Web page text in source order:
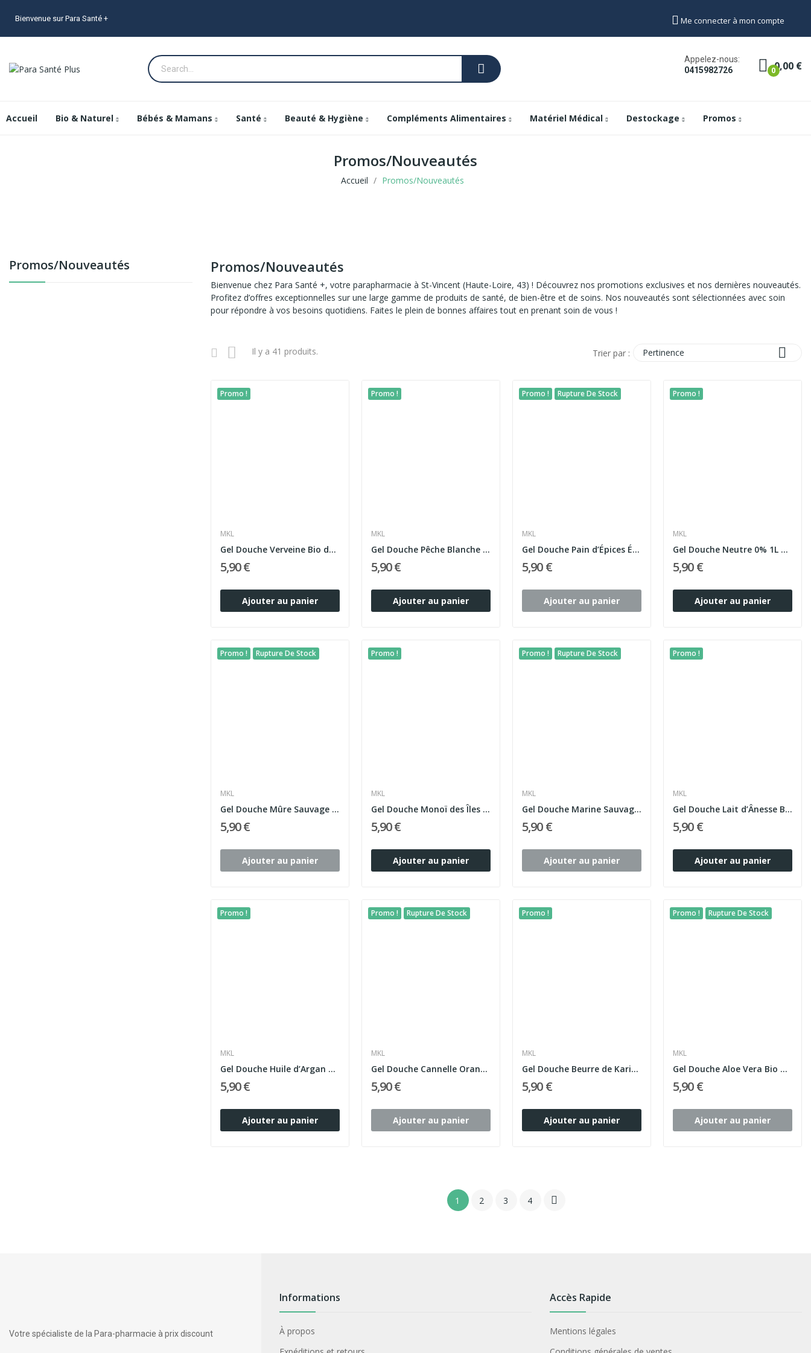
Bienvenue sur Para Santé + Me connecter à mon compte
Appelez-nous:
0415982726
0,00 €
0
Accueil Bio & Naturel Bébés & Mamans Santé Beauté & Hygiène Compléments Alimentaires Matériel Médical Destockage Promos
Promos/Nouveautés
Accueil Promos/Nouveautés
Promos/Nouveautés Promos/Nouveautés
Bienvenue chez Para Santé +, votre parapharmacie à St-Vincent (Haute-Loire, 43) ! Découvrez nos promotions exclusives et nos dernières nouveautés.
Profitez d’offres exceptionnelles sur une large gamme de produits de santé, de bien-être et de soins. Nos nouveautés sont sélectionnées avec soin
pour répondre à vos besoins quotidiens. Faites le plein de bonnes affaires tout en prenant soin de vous !
Il y a 41 produits. Trier par : Pertinence 
Promo !
MKL
Gel Douche Verveine Bio de Provence 1L – MKL
5,90 €
Ajouter au panier
Promo !
MKL
Gel Douche Pêche Blanche Bio de Provence 1L – MKL
5,90 €
Ajouter au panier
Promo ! Rupture De Stock
MKL
Gel Douche Pain d’Épices Édition Limitée 1L – MKL
5,90 €
Ajouter au panier
Promo !
MKL
Gel Douche Neutre 0% 1L – MKL
5,90 €
Ajouter au panier
Promo ! Rupture De Stock
MKL
Gel Douche Mûre Sauvage Édition Limitée 1L – MKL
5,90 €
Ajouter au panier
Promo !
MKL
Gel Douche Monoï des Îles 1L – MKL
5,90 €
Ajouter au panier
Promo ! Rupture De Stock
MKL
Gel Douche Marine Sauvage 1L – Homme – MKL
5,90 €
Ajouter au panier
Promo !
MKL
Gel Douche Lait d’Ânesse Bio des Pyrénées 1L – MKL
5,90 €
Ajouter au panier
Promo !
MKL
Gel Douche Huile d’Argan Bio du Maroc 1L – MKL
5,90 €
Ajouter au panier
Promo ! Rupture De Stock
MKL
Gel Douche Cannelle Orange Édition Limitée 1L –...
5,90 €
Ajouter au panier
Promo !
MKL
Gel Douche Beurre de Karité d’Afrique 1L – MKL
5,90 €
Ajouter au panier
Promo ! Rupture De Stock
MKL
Gel Douche Aloe Vera Bio du Mexique 1L – MKL
5,90 €
Ajouter au panier
1 2 3 4 
Votre spécialiste de la Para-pharmacie à prix discount
Informations
À propos
Accès Rapide
Mentions légales